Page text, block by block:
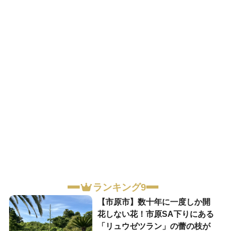
ランキング9
【市原市】数十年に一度しか開
花しない花！市原SA下りにある
「リュウゼツラン」の蕾の枝が